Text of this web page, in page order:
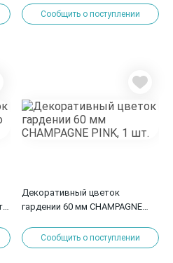
Сообщить о поступлении
Декоративный цветок
гардении 60 мм CHAMPAGNE
Сообщить о поступлении